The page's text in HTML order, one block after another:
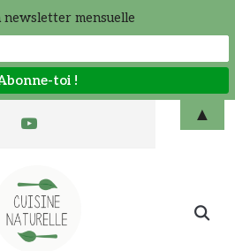
youtube
Search
newsletter mensuelle
▲